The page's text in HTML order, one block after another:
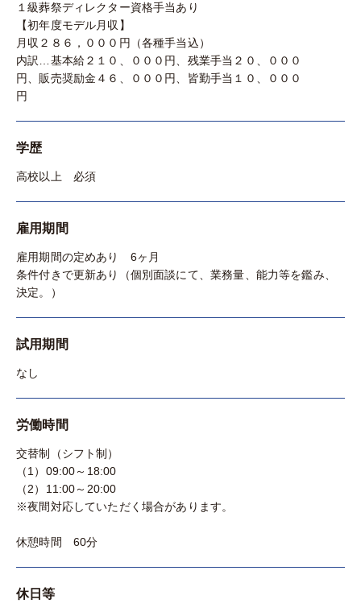
１級葬祭ディレクター資格手当あり
【初年度モデル月収】
月収２８６，０００円（各種手当込）
内訳…基本給２１０、０００円、残業手当２０、０００
円、販売奨励金４６、０００円、皆勤手当１０、０００
円
学歴
高校以上 必須
雇用期間
雇用期間の定めあり 6ヶ月
条件付きで更新あり（個別面談にて、業務量、能力等を鑑み、
決定。）
試用期間
なし
労働時間
交替制（シフト制）
（1）09:00～18:00
（2）11:00～20:00
※夜間対応していただく場合があります。
休憩時間 60分
休日等